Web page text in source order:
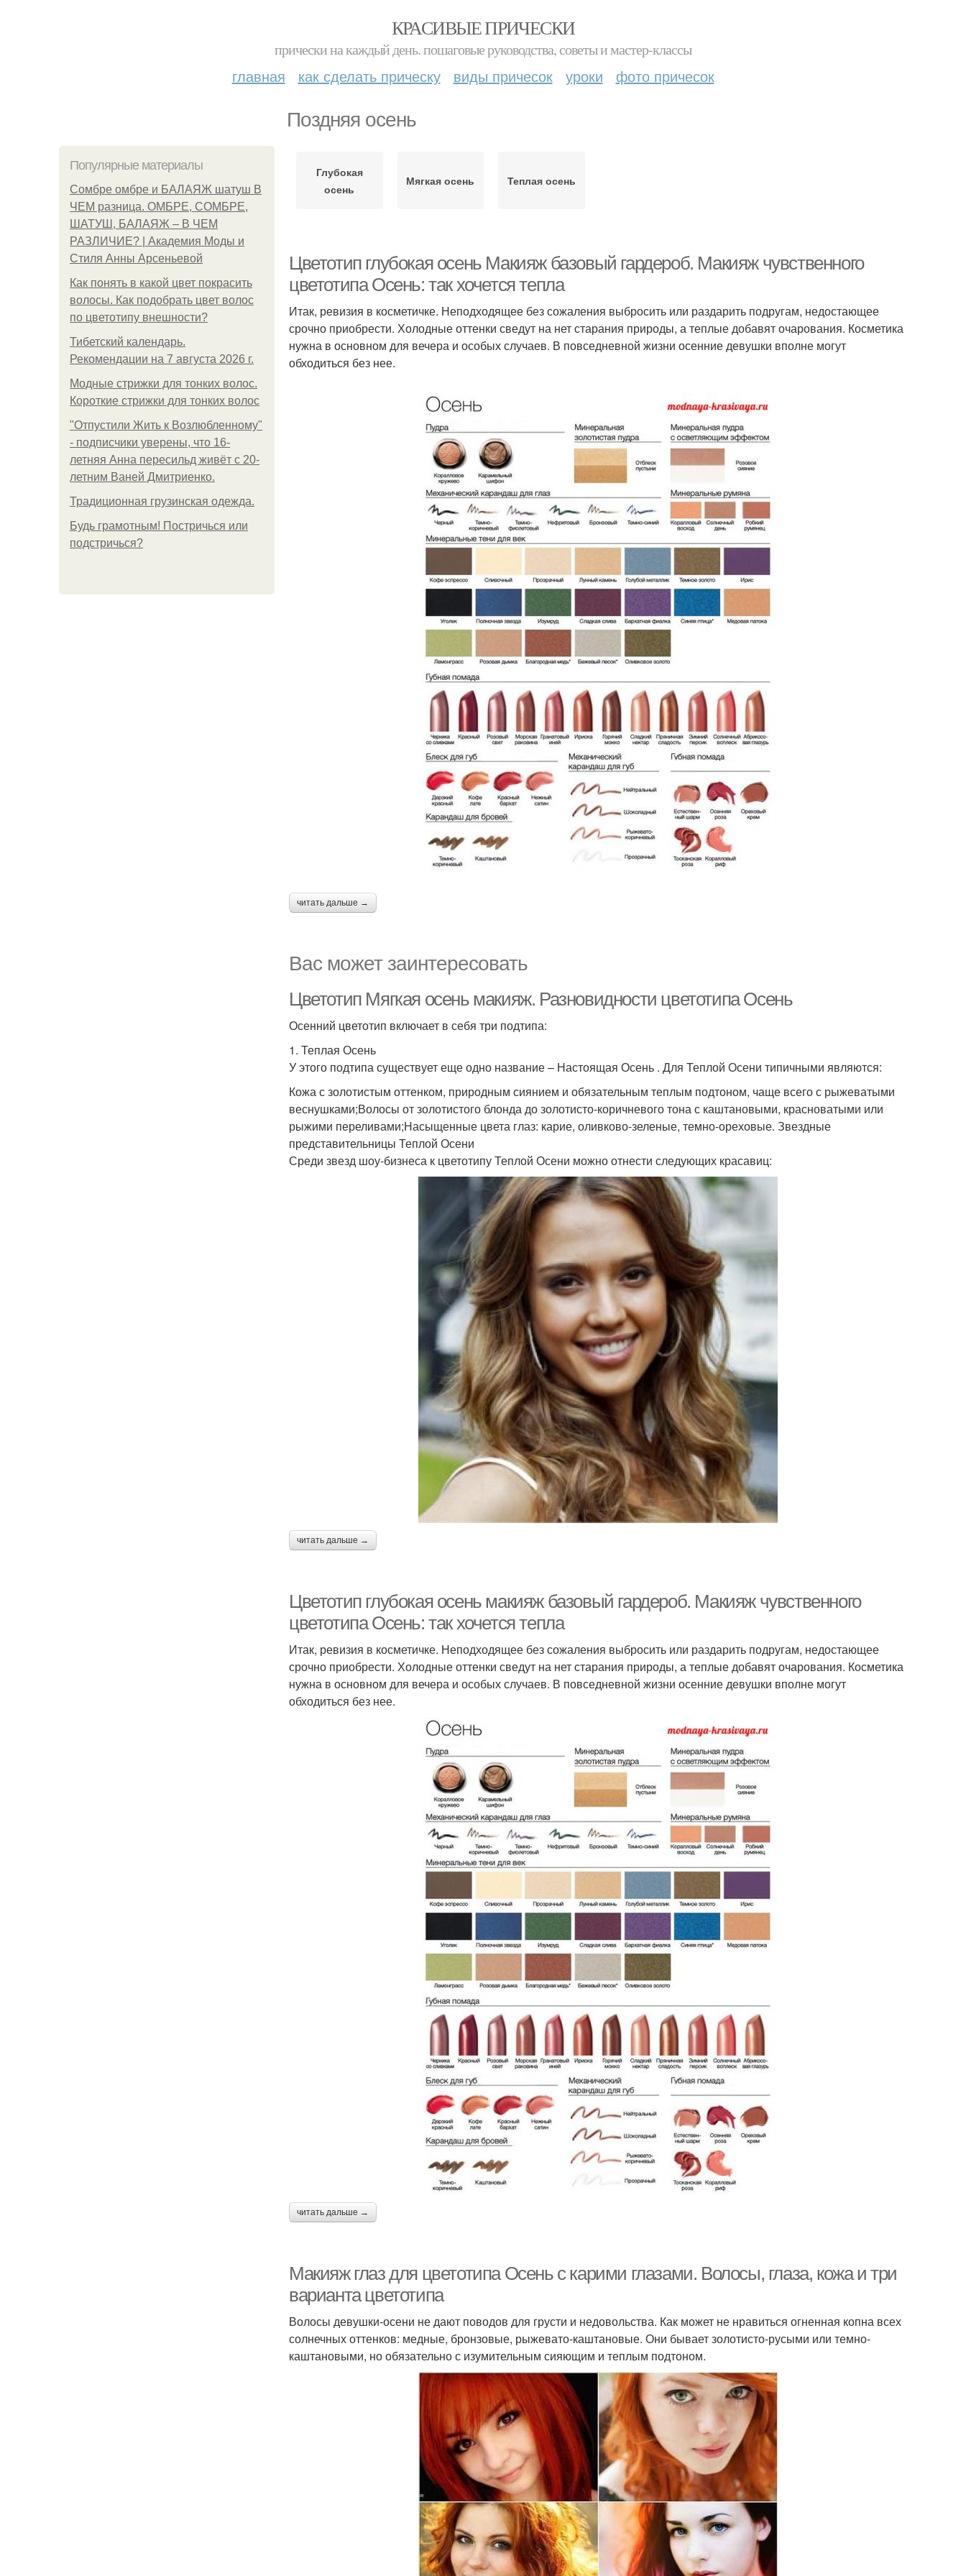
КРАСИВЫЕ ПРИЧЕСКИ
прически на каждый день. пошаговые руководства, советы и мастер-классы
главная как сделать прическу виды причесок уроки фото причесок
Поздняя осень
Популярные материалы
Сомбре омбре и БАЛАЯЖ шатуш В
ЧЕМ разница. ОМБРЕ, СОМБРЕ,
ШАТУШ, БАЛАЯЖ – В ЧЕМ
РАЗЛИЧИЕ? | Академия Моды и
Стиля Анны Арсеньевой
Как понять в какой цвет покрасить
волосы. Как подобрать цвет волос
по цветотипу внешности?
Тибетский календарь.
Рекомендации на 7 августа 2026 г.
Модные стрижки для тонких волос.
Короткие стрижки для тонких волос
"Отпустили Жить к Возлюбленному"
- подписчики уверены, что 16-
летняя Анна пересильд живёт с 20-
летним Ваней Дмитриенко.
Традиционная грузинская одежда.
Будь грамотным! Постричься или
подстричься?
Глубокая
осень
Мягкая осень Теплая осень
Цветотип глубокая осень Макияж базовый гардероб. Макияж чувственного
цветотипа Осень: так хочется тепла
Итак, ревизия в косметичке. Неподходящее без сожаления выбросить или раздарить подругам, недостающее
срочно приобрести. Холодные оттенки сведут на нет старания природы, а теплые добавят очарования. Косметика
нужна в основном для вечера и особых случаев. В повседневной жизни осенние девушки вполне могут
обходиться без нее.
читать дальше →
Вас может заинтересовать
Цветотип Мягкая осень макияж. Разновидности цветотипа Осень
Осенний цветотип включает в себя три подтипа:
1. Теплая Осень
У этого подтипа существует еще одно название – Настоящая Осень . Для Теплой Осени типичными являются:
Кожа с золотистым оттенком, природным сиянием и обязательным теплым подтоном, чаще всего с рыжеватыми
веснушками;Волосы от золотистого блонда до золотисто-коричневого тона с каштановыми, красноватыми или
рыжими переливами;Насыщенные цвета глаз: карие, оливково-зеленые, темно-ореховые. Звездные
представительницы Теплой Осени
Среди звезд шоу-бизнеса к цветотипу Теплой Осени можно отнести следующих красавиц:
читать дальше →
Цветотип глубокая осень макияж базовый гардероб. Макияж чувственного
цветотипа Осень: так хочется тепла
Итак, ревизия в косметичке. Неподходящее без сожаления выбросить или раздарить подругам, недостающее
срочно приобрести. Холодные оттенки сведут на нет старания природы, а теплые добавят очарования. Косметика
нужна в основном для вечера и особых случаев. В повседневной жизни осенние девушки вполне могут
обходиться без нее.
читать дальше →
Макияж глаз для цветотипа Осень с карими глазами. Волосы, глаза, кожа и три
варианта цветотипа
Волосы девушки-осени не дают поводов для грусти и недовольства. Как может не нравиться огненная копна всех
солнечных оттенков: медные, бронзовые, рыжевато-каштановые. Они бывает золотисто-русыми или темно-
каштановыми, но обязательно с изумительным сияющим и теплым подтоном.